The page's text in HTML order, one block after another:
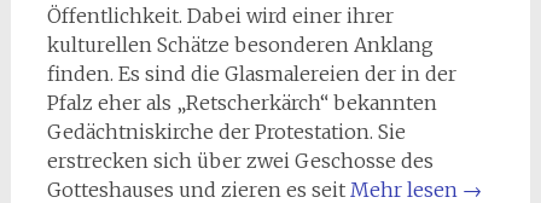
Öffentlichkeit. Dabei wird einer ihrer
kulturellen Schätze besonderen Anklang
finden. Es sind die Glasmalereien der in der
Pfalz eher als „Retscherkärch“ bekannten
Gedächtniskirche der Protestation. Sie
erstrecken sich über zwei Geschosse des
Gotteshauses und zieren es seit Mehr lesen →